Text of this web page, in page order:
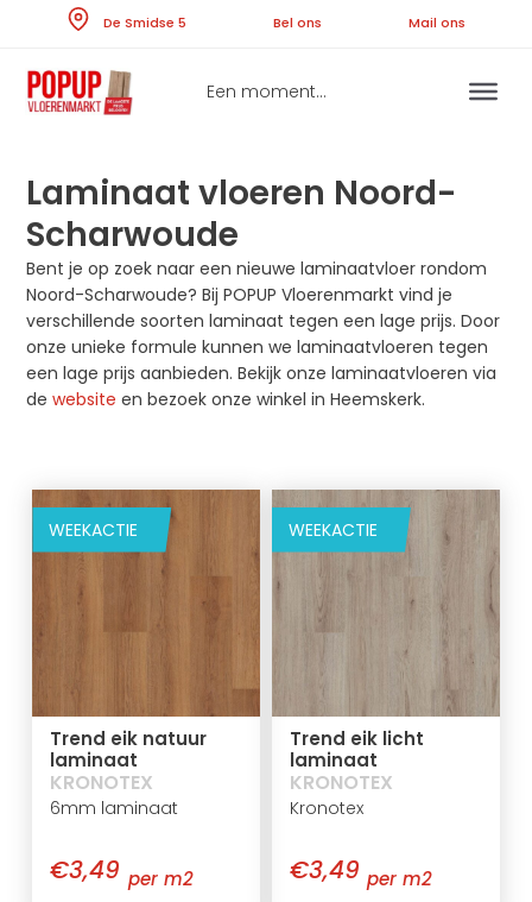
content
De Smidse 5
Een moment...
Laminaat vloeren Noord-
Scharwoude
Bent je op zoek naar een nieuwe laminaatvloer rondom
Noord-Scharwoude? Bij POPUP Vloerenmarkt vind je
verschillende soorten laminaat tegen een lage prijs. Door
onze unieke formule kunnen we laminaatvloeren tegen
een lage prijs aanbieden. Bekijk onze laminaatvloeren via
de website en bezoek onze winkel in Heemskerk.
WEEKACTIE
Trend eik natuur
laminaat
KRONOTEX
6mm laminaat
€3,49 per m2
WEEKACTIE
Trend eik licht
laminaat
KRONOTEX
Kronotex
€3,49 per m2